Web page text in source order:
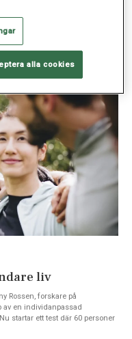
liv
Rossen, forskare på
av en individanpassad
startar ett test där 60 personer
alla cookies